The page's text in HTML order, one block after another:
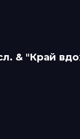
& "Край